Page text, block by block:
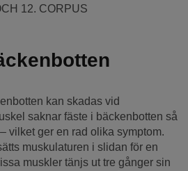
12. CORPUS
kan skadas vid
saknar fäste i bäckenbotten så
vilket ger en rad olika symptom.
muskulaturen i slidan för en
muskler tänjs ut tre gånger sin